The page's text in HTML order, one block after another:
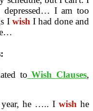
I am too
I wish I had done and
to Wish Clauses,
year, he ….. I wish he